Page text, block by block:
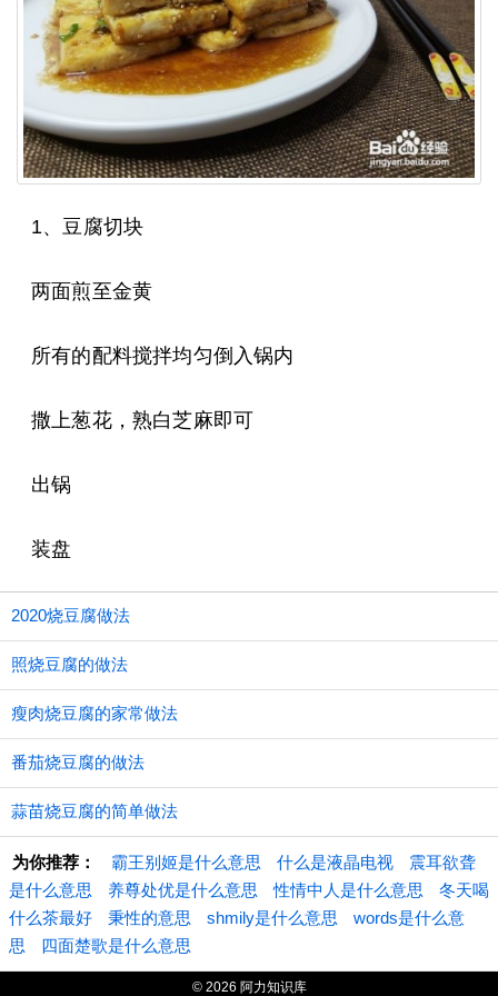
1、豆腐切块
两面煎至金黄
所有的配料搅拌均匀倒入锅内
撒上葱花，熟白芝麻即可
出锅
装盘
2020烧豆腐做法
照烧豆腐的做法
瘦肉烧豆腐的家常做法
番茄烧豆腐的做法
蒜苗烧豆腐的简单做法
为你推荐： 霸王别姬是什么意思 什么是液晶电视
震耳欲聋
是什么意思
养尊处优是什么意思 性情中人是什么意思
冬天喝
什么茶最好
秉性的意思 shmily是什么意思
words是什么意
思
四面楚歌是什么意思
© 2026 阿力知识库